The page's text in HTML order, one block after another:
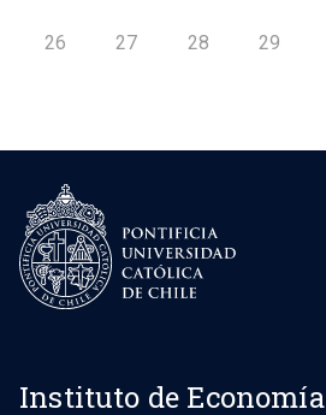
26 27 28 29
Instituto de Economía